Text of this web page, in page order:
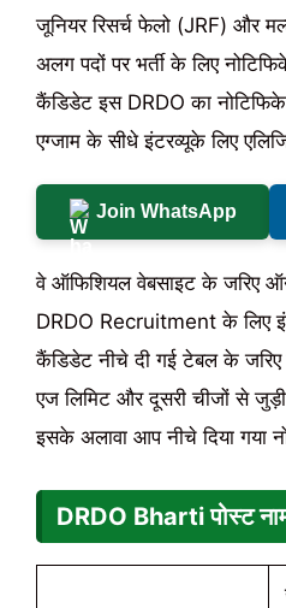
जूनियर रिसर्च फेलो (JRF) और
अलग पदों पर भर्ती के लिए
कैंडिडेट इस DRDO का
एग्जाम के सीधे इंटरव्यूके लिए
Join WhatsApp
वे ऑफिशियल वेबसाइट के जरिए
DRDO Recruitment के लिए
कैंडिडेट नीचे दी गई टेबल के
एज लिमिट और दूसरी चीजों से
इसके अलावा आप नीचे दिया गया
DRDO Bharti पोस्ट